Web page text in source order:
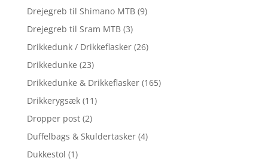
Drejegreb til Shimano MTB (9)
Drejegreb til Sram MTB (3)
Drikkedunk / Drikkeflasker (26)
Drikkedunke (23)
Drikkedunke & Drikkeflasker (165)
Drikkerygsæk (11)
Dropper post (2)
Duffelbags & Skuldertasker (4)
Dukkestol (1)